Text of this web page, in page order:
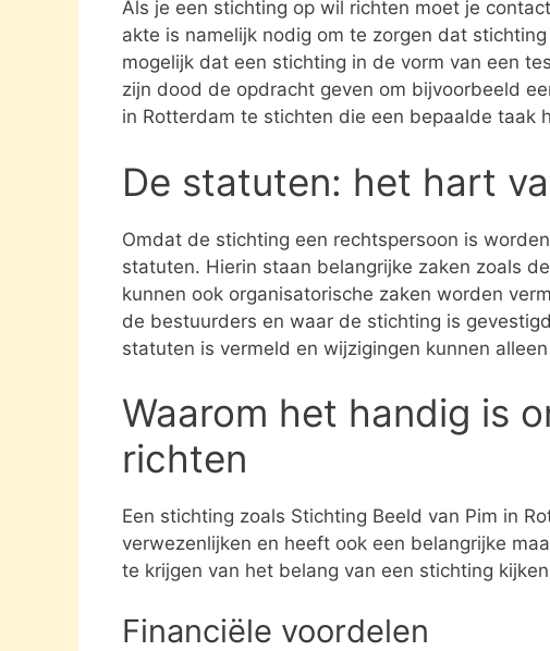
Als je een stichting op wil richten moet je
akte is namelijk nodig om te zorgen dat
mogelijk dat een stichting in de vorm van een
zijn dood de opdracht geven om bijvoorbeeld
in Rotterdam te stichten die een bepaalde taak
De statuten: het hart
Omdat de stichting een rechtspersoon is
statuten. Hierin staan belangrijke zaken zoals
kunnen ook organisatorische zaken worden
de bestuurders en waar de stichting is
statuten is vermeld en wijzigingen kunnen
Waarom het handig is
richten
Een stichting zoals Stichting Beeld van Pim in
verwezenlijken en heeft ook een belangrijke
te krijgen van het belang van een stichting
Financiële voordelen